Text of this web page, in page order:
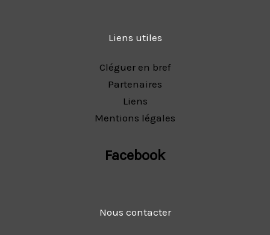
Liens utiles
Cléguer en bref
Partenaires
Liens
Mentions légales
Facebook
Nous contacter